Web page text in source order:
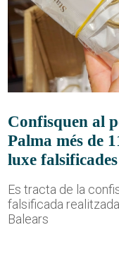
Confisquen al
Palma més de
luxe falsificades
Es tracta de la
falsificada
Balears